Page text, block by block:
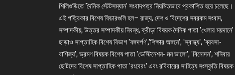
শিলিগুড়িতে 'দৈনিক স্টেটসম্যান' সংবাদপত্র নিয়মিতভাবে প্রকাশিত হয়ে চলেছে।
এই পত্রিকার বিশেষ ফিচারগুলি হল– রাজ্য, দেশ ও বিদেশের সবরকম সংবাদ,
সম্পাদকীয়, উত্তর সম্পাদকীয় নিবন্ধ, ক্রীড়া বিষয়ক দৈনিক পাতা 'খেলার ময়দানে'
ছাড়াও সাপ্তাহিক বিশেষ বিভাগ 'বঙ্গদর্পণ','শিক্ষার অঙ্গনে', 'স্বাস্থ্য', 'ব্যবসা-
বাণিজ্য', ভ্রমণ বিষয়ক বিশেষ পাতা 'ডেস্টিনেশন- মন ভালো', 'বিনোদন', শনিবার
ছোটদের বিশেষ সাপ্তাহিক পাতা 'রংবেরং' এবং রবিবারের সাহিত্য সংস্কৃতি বিষয়ক